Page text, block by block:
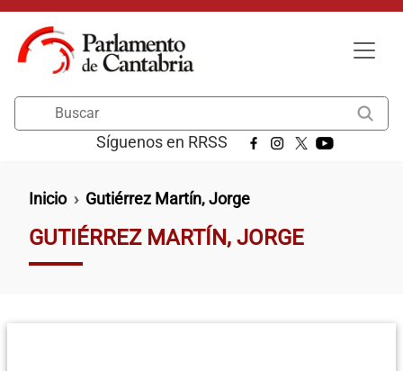
Pasar al contenido principal
Síguenos en RRSS
Ruta de navegación
Inicio Gutiérrez Martín, Jorge
GUTIÉRREZ MARTÍN, JORGE